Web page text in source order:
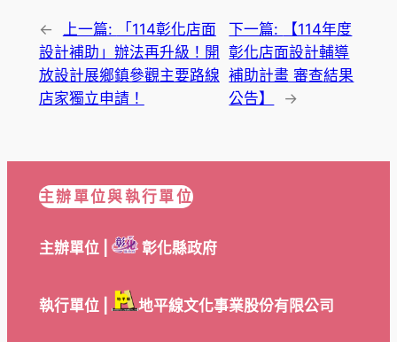
← 上一篇:
「114彰化店面
設計補助」辦法再升級！開
放設計展鄉鎮參觀主要路線
店家獨立申請！
下一篇:
【114年度
彰化店面設計輔導
補助計畫 審查結果
公告】
→
主辦單位與執行單位
主辦單位 | 彰化縣政府
執行單位 | 地平線文化事業股份有限公司